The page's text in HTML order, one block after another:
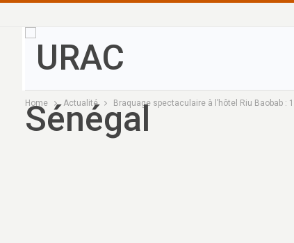
Home Actualité Braquage spectaculaire à l’hôtel Riu Baobab